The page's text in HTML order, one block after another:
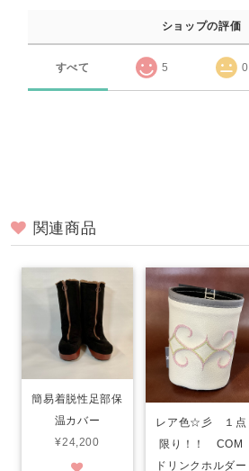
ショップの評価
すべて 5 0
関連商品
簡易着脱性足部保
温カバー
¥24,200
レア色☆彡 １点
限り！！ COM
ドリンクホルダー